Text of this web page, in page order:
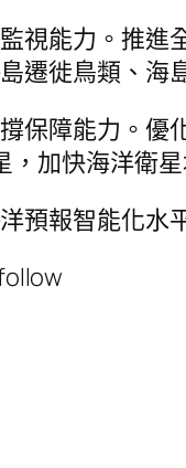
視能力。推進
遷徙鳥類、海
保障能力。優
，加快海洋衛
預報智能化水